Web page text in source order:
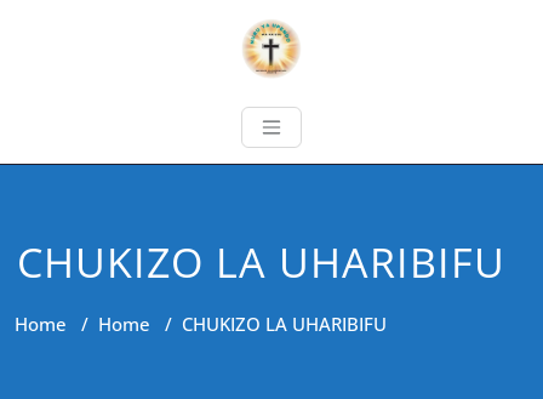
CHUKIZO LA UHARIBIFU
Home / Home / CHUKIZO LA UHARIBIFU